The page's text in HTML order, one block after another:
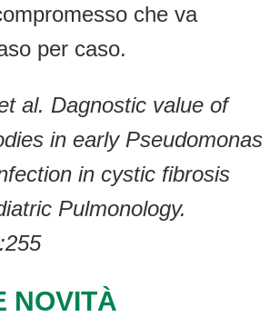
che va
per caso.
al. Dagnostic value of
in early Pseudomonas
in cystic fibrosis
Pulmonology.
NOVITÀ